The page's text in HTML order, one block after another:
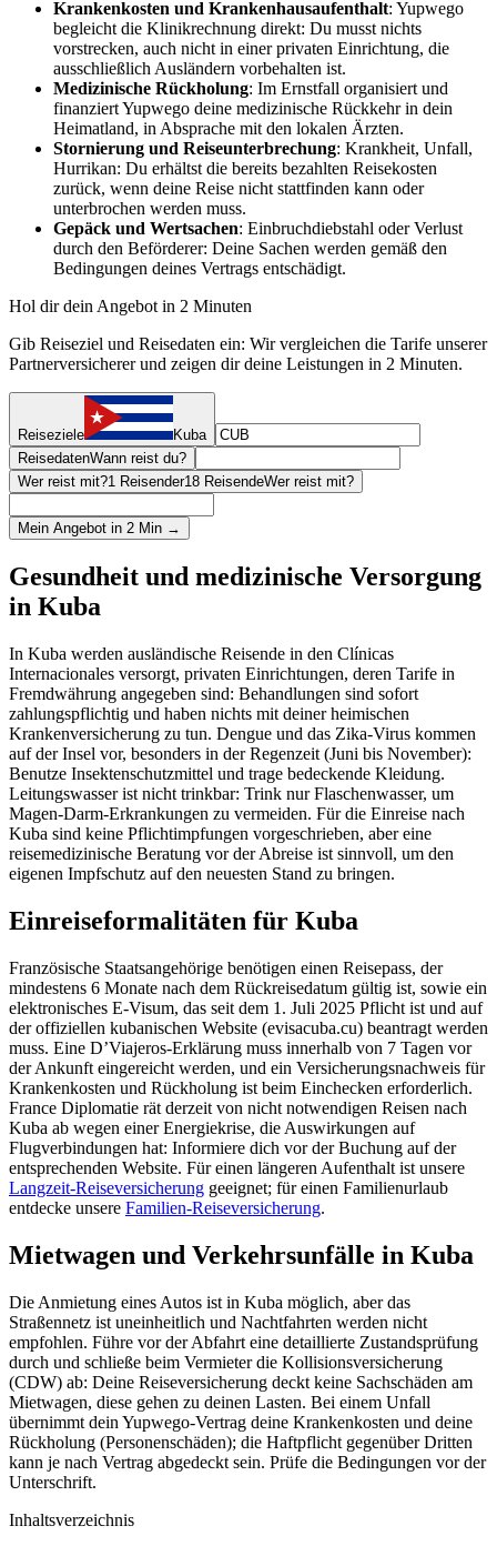
Krankenkosten und Krankenhausaufenthalt: Yupwego
begleicht die Klinikrechnung direkt: Du musst nichts
vorstrecken, auch nicht in einer privaten Einrichtung, die
ausschließlich Ausländern vorbehalten ist.
Medizinische Rückholung: Im Ernstfall organisiert und
finanziert Yupwego deine medizinische Rückkehr in dein
Heimatland, in Absprache mit den lokalen Ärzten.
Stornierung und Reiseunterbrechung: Krankheit, Unfall,
Hurrikan: Du erhältst die bereits bezahlten Reisekosten
zurück, wenn deine Reise nicht stattfinden kann oder
unterbrochen werden muss.
Gepäck und Wertsachen: Einbruchdiebstahl oder Verlust
durch den Beförderer: Deine Sachen werden gemäß den
Bedingungen deines Vertrags entschädigt.
Hol dir dein Angebot in 2 Minuten
Gib Reiseziel und Reisedaten ein: Wir vergleichen die Tarife unserer
Partnerversicherer und zeigen dir deine Leistungen in 2 Minuten.
Reiseziele
Kuba
ReisedatenWann reist du?
Wer reist mit?1 Reisender18 ReisendeWer reist mit?
Mein Angebot in 2 Min →
Gesundheit und medizinische Versorgung
in Kuba
In Kuba werden ausländische Reisende in den Clínicas
Internacionales versorgt, privaten Einrichtungen, deren Tarife in
Fremdwährung angegeben sind: Behandlungen sind sofort
zahlungspflichtig und haben nichts mit deiner heimischen
Krankenversicherung zu tun. Dengue und das Zika-Virus kommen
auf der Insel vor, besonders in der Regenzeit (Juni bis November):
Benutze Insektenschutzmittel und trage bedeckende Kleidung.
Leitungswasser ist nicht trinkbar: Trink nur Flaschenwasser, um
Magen-Darm-Erkrankungen zu vermeiden. Für die Einreise nach
Kuba sind keine Pflichtimpfungen vorgeschrieben, aber eine
reisemedizinische Beratung vor der Abreise ist sinnvoll, um den
eigenen Impfschutz auf den neuesten Stand zu bringen.
Einreiseformalitäten für Kuba
Französische Staatsangehörige benötigen einen Reisepass, der
mindestens 6 Monate nach dem Rückreisedatum gültig ist, sowie ein
elektronisches E-Visum, das seit dem 1. Juli 2025 Pflicht ist und auf
der offiziellen kubanischen Website (evisacuba.cu) beantragt werden
muss. Eine D’Viajeros-Erklärung muss innerhalb von 7 Tagen vor
der Ankunft eingereicht werden, und ein Versicherungsnachweis für
Krankenkosten und Rückholung ist beim Einchecken erforderlich.
France Diplomatie rät derzeit von nicht notwendigen Reisen nach
Kuba ab wegen einer Energiekrise, die Auswirkungen auf
Flugverbindungen hat: Informiere dich vor der Buchung auf der
entsprechenden Website. Für einen längeren Aufenthalt ist unsere
Langzeit-Reiseversicherung geeignet; für einen Familienurlaub
entdecke unsere Familien-Reiseversicherung.
Mietwagen und Verkehrsunfälle in Kuba
Die Anmietung eines Autos ist in Kuba möglich, aber das
Straßennetz ist uneinheitlich und Nachtfahrten werden nicht
empfohlen. Führe vor der Abfahrt eine detaillierte Zustandsprüfung
durch und schließe beim Vermieter die Kollisionsversicherung
(CDW) ab: Deine Reiseversicherung deckt keine Sachschäden am
Mietwagen, diese gehen zu deinen Lasten. Bei einem Unfall
übernimmt dein Yupwego-Vertrag deine Krankenkosten und deine
Rückholung (Personenschäden); die Haftpflicht gegenüber Dritten
kann je nach Vertrag abgedeckt sein. Prüfe die Bedingungen vor der
Unterschrift.
Inhaltsverzeichnis